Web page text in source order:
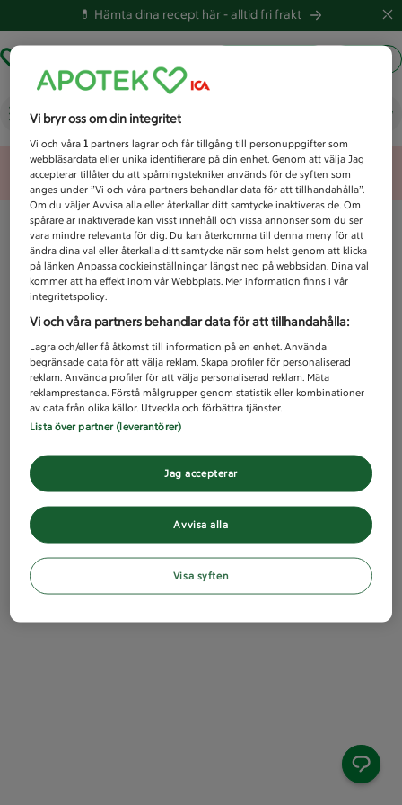
💊 Hämta dina recept här -alltid fri frakt
Vad letar du efter idag?
Unknown error
Vi bryr oss om din integritet
Vi och våra1 partners lagrar och får tillgång till personuppgifter som
webbläsardata eller unika identifierare på din enhet. Genom att välja Jag
accepterar tillåter du att spårningstekniker används för de syften som
anges under ”Vi och våra partners behandlar data för att tillhandahålla”.
Om du väljer Avvisa alla eller återkallar ditt samtycke inaktiveras de. Om
spårare är inaktiverade kan visst innehåll och vissa annonser som du ser
vara mindre relevanta för dig. Du kan återkomma till denna meny för att
ändra dina val eller återkalla ditt samtycke när som helst genom att klicka
på länken Anpassa cookieinställningar längst ned på webbsidan. Dina val
kommer att ha effekt inom vår Webbplats. Mer information finns i vår
integritetspolicy.
Vi och våra partners behandlar data för att tillhandahålla:
Lagra och/eller få åtkomst till information på en enhet. Använda
begränsade data för att välja reklam. Skapa profiler för personaliserad
reklam. Använda profiler för att välja personaliserad reklam. Mäta
reklamprestanda. Förstå målgrupper genom statistik eller kombinationer
av data från olika källor. Utveckla och förbättra tjänster.
Lista över partner (leverantörer)
Avvisa alla
Jag accepterar
Visa syften